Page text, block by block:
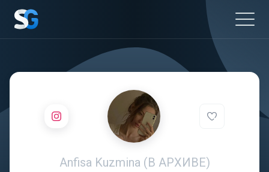
Anfisa Kuzmina (В АРХИВЕ)